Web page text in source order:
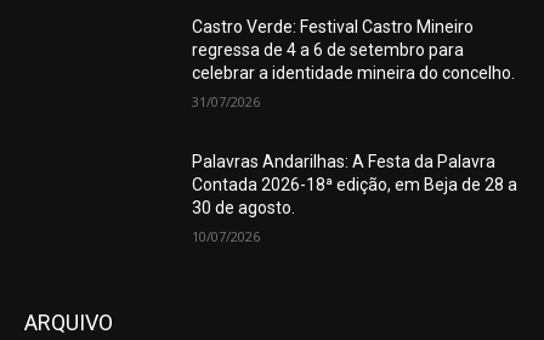
Castro Verde: Festival Castro Mineiro
regressa de 4 a 6 de setembro para
celebrar a identidade mineira do concelho.
31/07/2026
Palavras Andarilhas: A Festa da Palavra
Contada 2026-18ª edição, em Beja de 28 a
30 de agosto.
10/07/2026
ARQUIVO